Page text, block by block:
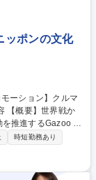
保全・運用 募
務変革に向けた企
ッポンの文化
を推進するGazoo R
らゆる取り組みを
ータースポーツ業
築など) ■モーター
時短勤務あり